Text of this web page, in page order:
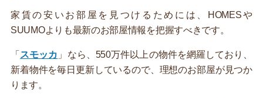
家賃の安いお部屋を見つけるためには、HOMESや
SUUMOよりも最新のお部屋情報を把握すべきです。
「 スモッカ 」なら、550万件以上の物件を網羅しており、
新着物件を毎日更新しているので、理想のお部屋が見つか
ります。